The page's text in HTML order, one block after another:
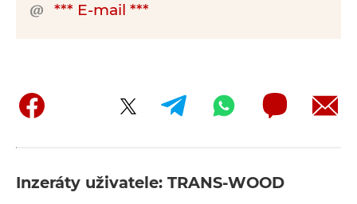
*** E-mail ***
Inzeráty uživatele: TRANS-WOOD